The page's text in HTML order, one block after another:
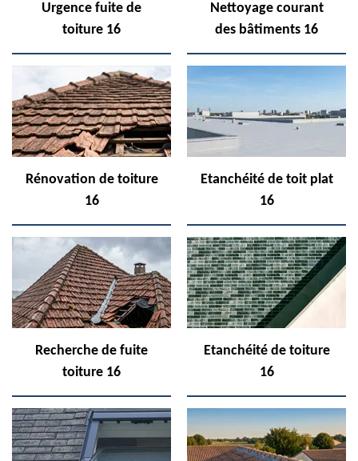
Urgence fuite de
toiture 16
Nettoyage courant
des bâtiments 16
Rénovation de toiture
16
Etanchéité de toit plat
16
Recherche de fuite
toiture 16
Etanchéité de toiture
16